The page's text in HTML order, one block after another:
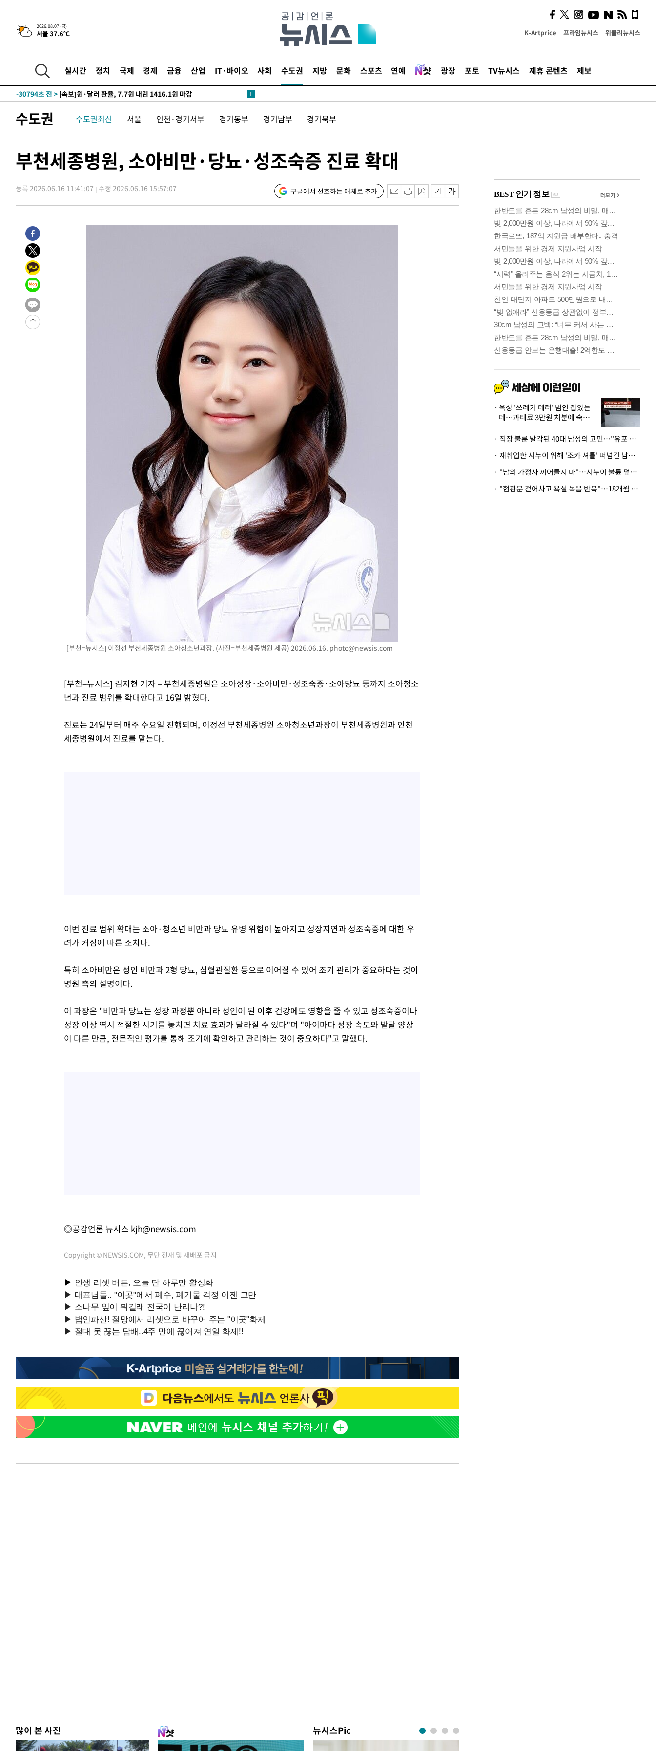
2026.08.07 (금)
서울 37.6℃ K-Artprice 프라임뉴시스 위클리뉴시스
실시간 정치 국제 경제 금융 산업 IT·바이오 사회 수도권 지방 문화 스포츠 연예 광장 포토 TV뉴시스 제휴 콘텐츠 제보
-31874초 전 >여자배구 이재영·이다영 자매, 아제르바이잔 투란VC 입단
-30814초 전 >
[속보]코스피, 6200선 약보합…0.60% 내린 6258.77에 마쳐
-30794초 전 >[속보]원·달러 환율, 7.7원 내린 1416.1원 마감
-30683초 전 >[속보] 노원서 40.1도 관측…서울, 2018년 이후 첫 40도
-27773초 전 >
[속보]종합특검, '계엄 수용공간 확보' 신용해 前교정본부장 기소
-26646초 전 >
-25639초 전 > [속보]규제합리화위원회 부위원장에 김태유 서울대 공대 교수…이
병태 후임
-21997초 전 >[속보]국힘 윤리위, '돌려차기 발언' 진종오·서범수 징계 절차 개시
25.3%↑
[속보]'채상병 순직 책임' 임성근, 항소심도 징역 3년
-14348초 전 >[속보]종합특검, '관저이전 봐주기 감사' 유병호 구속기소
-10198초 전 >
-9392초 전 >
-7905초 전 >
[속보]경찰·노동부, HL만도 평택사업장 끼임 사망 관련 압수수색
-7786초 전 >
[속보]합수본, '투표율 허위 입력' 중앙·서울·경기도 선관위 등 9곳
압수수색
-7541초 전 >
-31874초 전 >
여자배구 이재영·이다영 자매, 아제르바이잔 투란VC 입단
-31127초 전 >
외국인 심판 성 접대 7경기 들여다보니…한국 축구 '5승 2무'
-30861초 전 >
[속보]코스닥, 2.86포인트(0.36%) 내린 798.81마감
[속보]코스피, 6200선 약보합…0.60% 내린 6258.77에 마쳐
[속보]원·달러 환율, 7.7원 내린 1416.1원 마감
[속보] 노원서 40.1도 관측…서울, 2018년 이후 첫 40도
[속보]종합특검, '계엄 수용공간 확보' 신용해 前교정본부장 기소
외신들도 주목한 韓축구 파문…"국민적 공분에 수사 재개"
11시간 압수수색에 성접대 파문까지…'쑥대밭' 된 축구협회
[속보]규제합리화위원회 부위원장에 김태유 서울대 공대 교수…이
[속보]국힘 윤리위, '돌려차기 발언' 진종오·서범수 징계 절차 개시
[속보] 7월 중국 수출 23.9%↑ 수입 27.5%↑…무역총액
[속보]'채상병 순직 책임' 임성근, 항소심도 징역 3년
[속보]종합특검, '관저이전 봐주기 감사' 유병호 구속기소
민주 콩고 에볼라환자 4천명 돌파, 4053명 발생 1850명 사망
[속보]'300억원대 사기 혐의' 차가원 대표 구속 송치
"미 전국적 살모네라 식중독 원인은 멕시코산 할라피뇨"-- CDC
[속보]경찰·노동부, HL만도 평택사업장 끼임 사망 관련 압수수색
[속보]합수본, '투표율 허위 입력' 중앙·서울·경기도 선관위 등 9곳
[속보]원·달러 환율, 오전 9시 1423.8원
수도권 수도권최신 서울 인천·경기서부 경기동부 경기남부 경기북부
부천세종병원, 소아비만·당뇨·성조숙증 진료 확대
등록 2026.06.16 11:41:07 수정 2026.06.16 15:57:07 구글에서 선호하는 매체로 추가
[부천=뉴시스] 이정선 부천세종병원 소아청소년과장. (사진=부천세종병원 제공) 2026.06.16. photo@newsis.com
[부천=뉴시스] 김지현 기자 = 부천세종병원은 소아성장·소아비만·성조숙증·소아당뇨 등까지 소아청소
년과 진료 범위를 확대한다고 16일 밝혔다.
진료는 24일부터 매주 수요일 진행되며, 이정선 부천세종병원 소아청소년과장이 부천세종병원과 인천
세종병원에서 진료를 맡는다.
이번 진료 범위 확대는 소아·청소년 비만과 당뇨 유병 위험이 높아지고 성장지연과 성조숙증에 대한 우
려가 커짐에 따른 조치다.
특히 소아비만은 성인 비만과 2형 당뇨, 심혈관질환 등으로 이어질 수 있어 조기 관리가 중요하다는 것이
병원 측의 설명이다.
이 과장은 "비만과 당뇨는 성장 과정뿐 아니라 성인이 된 이후 건강에도 영향을 줄 수 있고 성조숙증이나
성장 이상 역시 적절한 시기를 놓치면 치료 효과가 달라질 수 있다"며 "아이마다 성장 속도와 발달 양상
이 다른 만큼, 전문적인 평가를 통해 조기에 확인하고 관리하는 것이 중요하다"고 말했다.
◎공감언론 뉴시스 kjh@newsis.com
Copyright © NEWSIS.COM, 무단 전재 및 재배포 금지
많이 본 사진 뉴시스Pic
시, 스마트폰 액세서리에
NFC 더했다
옥상 '쓰레기 테러' 범인 잡았는
데…과태료 3만원 처분에 숙박업
· 직장 불륜 발각된 40대 남성의 고민…"유포 동료 명예훼손·협박죄 고소 가능할까"
· 재취업한 시누이 위해 '조카 셔틀' 떠넘긴 남편…아내 "난 못한다"
· "남의 가정사 끼어들지 마"…시누이 불륜 덮으려는 남편에 억울한 아내
· "현관문 걷어차고 욕설 녹음 반복"…18개월 아기 키우는 집 뒤흔든 '앞집의 비극'